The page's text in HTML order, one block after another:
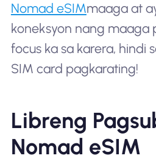
Nomad eSIMmaaga at
koneksyon nang maaga
focus ka sa karera, hindi
SIM card pagkarating!
Libreng
Nomad eSIM